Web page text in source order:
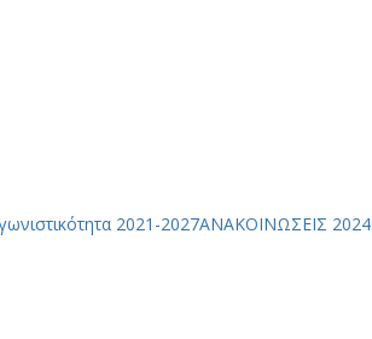
2021-2027ΑΝΑΚΟΙΝΩΣΕΙΣ 2024